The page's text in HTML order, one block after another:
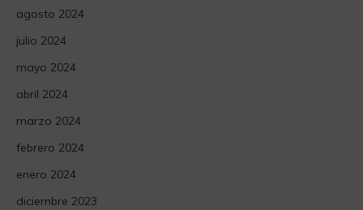
agosto 2024
julio 2024
mayo 2024
abril 2024
marzo 2024
febrero 2024
enero 2024
diciembre 2023